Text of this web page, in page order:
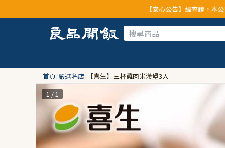
【安心公告】經查證，本公司全品項與上游供應
首頁/嚴選名店/ 【喜生】三杯雞肉米漢堡3入
1 / 1